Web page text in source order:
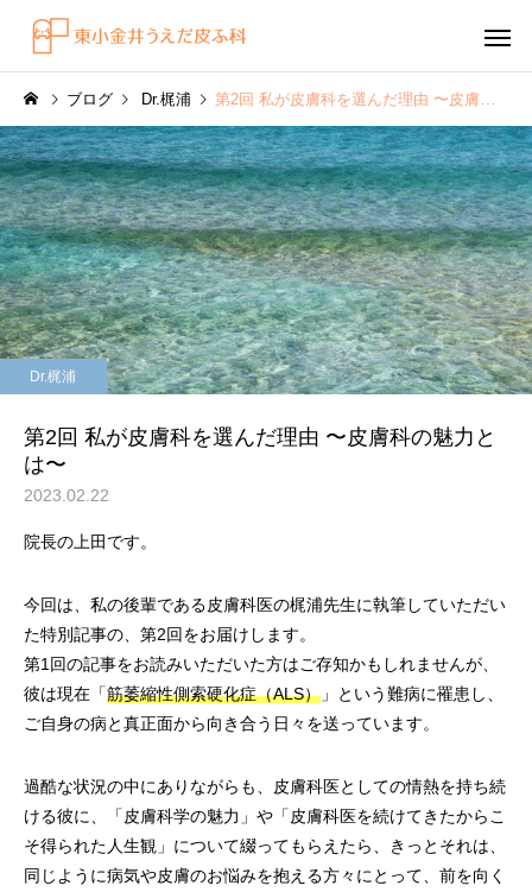
感染症
水虫（足白癬）を放置する
べきではない理由
円形脱毛症
円形脱毛症になぜ「光
効くの？
～エキシマライト（紫
ブログ Dr.梶浦 第2回 私が皮膚科を選んだ理由 〜皮膚科の魅力とは〜
Dr.梶浦
第2回 私が皮膚科を選んだ理由 〜皮膚科の魅力と
は〜
2023.02.22
院長の上田です。
今回は、私の後輩である皮膚科医の梶浦先生に執筆していただい
た特別記事の、第2回をお届けします。
第1回の記事をお読みいただいた方はご存知かもしれませんが、
彼は現在「筋萎縮性側索硬化症（ALS） 」という難病に罹患し、
ご自身の病と真正面から向き合う日々を送っています。
過酷な状況の中にありながらも、皮膚科医としての情熱を持ち続
ける彼に、「皮膚科学の魅力」や「皮膚科医を続けてきたからこ
そ得られた人生観」について綴ってもらえたら、きっとそれは、
同じように病気や皮膚のお悩みを抱える方々にとって、前を向く